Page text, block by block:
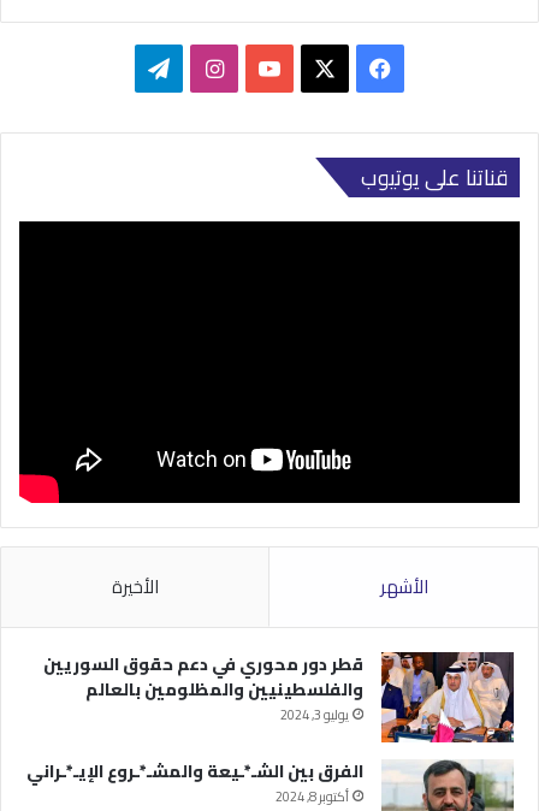
فيسبوك ‫YouTubeانستقرامتيلقرام
قناتنا على يوتيوب
الأشهر الأخيرة
قطر دور محوري في دعم حقوق السوريين
والفلسطينيين والمظلومين بالعالم
يوليو 3, 2024
الفرق بين الشـ*ـيعة والمشـ*ـروع الإيـ*ـراني
أكتوبر 8, 2024